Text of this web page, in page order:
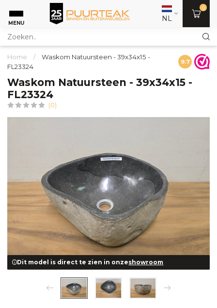
MENU NL
0
Home /
Waskom Natuursteen - 39x34x15 -
FL23324
9.7
Waskom Natuursteen - 39x34x15 -
FL23324
(0)
Dit model is direct te zien in onzeshowroom